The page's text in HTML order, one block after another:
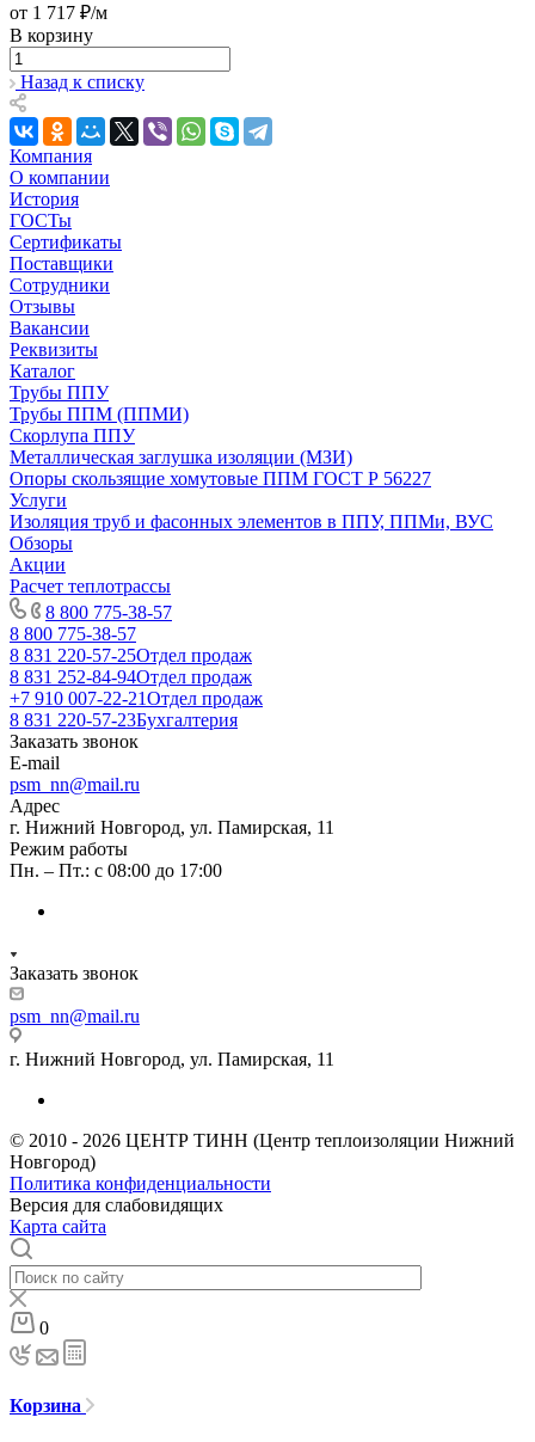
от 1 717 ₽/м
В корзину
Назад к списку
Компания
О компании
История
ГОСТы
Сертификаты
Поставщики
Сотрудники
Отзывы
Вакансии
Реквизиты
Каталог
Трубы ППУ
Трубы ППМ (ППМИ)
Скорлупа ППУ
Металлическая заглушка изоляции (МЗИ)
Опоры скользящие хомутовые ППМ ГОСТ Р 56227
Услуги
Изоляция труб и фасонных элементов в ППУ, ППМи, ВУС
Обзоры
Акции
Расчет теплотрассы
8 800 775-38-57
8 800 775-38-57
8 831 220-57-25Отдел продаж
8 831 252-84-94Отдел продаж
+7 910 007-22-21Отдел продаж
8 831 220-57-23Бухгалтерия
Заказать звонок
E-mail
psm_nn@mail.ru
Адрес
г. Нижний Новгород, ул. Памирская, 11
Режим работы
Пн. – Пт.: с 08:00 до 17:00
Заказать звонок
psm_nn@mail.ru
г. Нижний Новгород, ул. Памирская, 11
© 2010 - 2026 ЦЕНТР ТИНН (Центр теплоизоляции Нижний
Новгород)
Политика конфиденциальности
Версия для слабовидящих
Карта сайта
0
Корзина